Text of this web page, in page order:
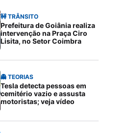
🚧 TRÂNSITO
Prefeitura de Goiânia realiza
intervenção na Praça Ciro
Lisita, no Setor Coimbra
👻 TEORIAS
Tesla detecta pessoas em
cemitério vazio e assusta
motoristas; veja vídeo